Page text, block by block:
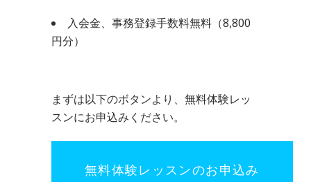
入会金、事務登録手数料無料（8,800
円分）
まずは以下のボタンより、無料体験レッ
スンにお申込みください。
無料体験レッスンのお申込み